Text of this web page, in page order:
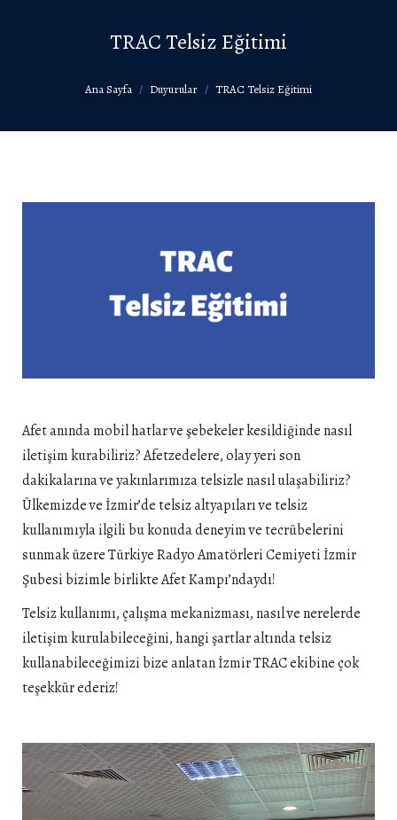
TRAC Telsiz Eğitimi
Ana Sayfa Duyurular TRAC Telsiz Eğitimi
Afet anında mobil hatlar ve şebekeler kesildiğinde nasıl
iletişim kurabiliriz? Afetzedelere, olay yeri son
dakikalarına ve yakınlarımıza telsizle nasıl ulaşabiliriz?
Ülkemizde ve İzmir’de telsiz altyapıları ve telsiz
kullanımıyla ilgili bu konuda deneyim ve tecrübelerini
sunmak üzere Türkiye Radyo Amatörleri Cemiyeti İzmir
Şubesi bizimle birlikte Afet Kampı’ndaydı!
Telsiz kullanımı, çalışma mekanizması, nasıl ve nerelerde
iletişim kurulabileceğini, hangi şartlar altında telsiz
kullanabileceğimizi bize anlatan İzmir TRAC ekibine çok
teşekkür ederiz!